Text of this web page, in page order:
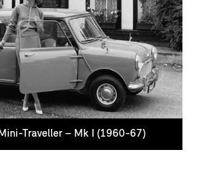
Traveller – Mk I (1960-67)